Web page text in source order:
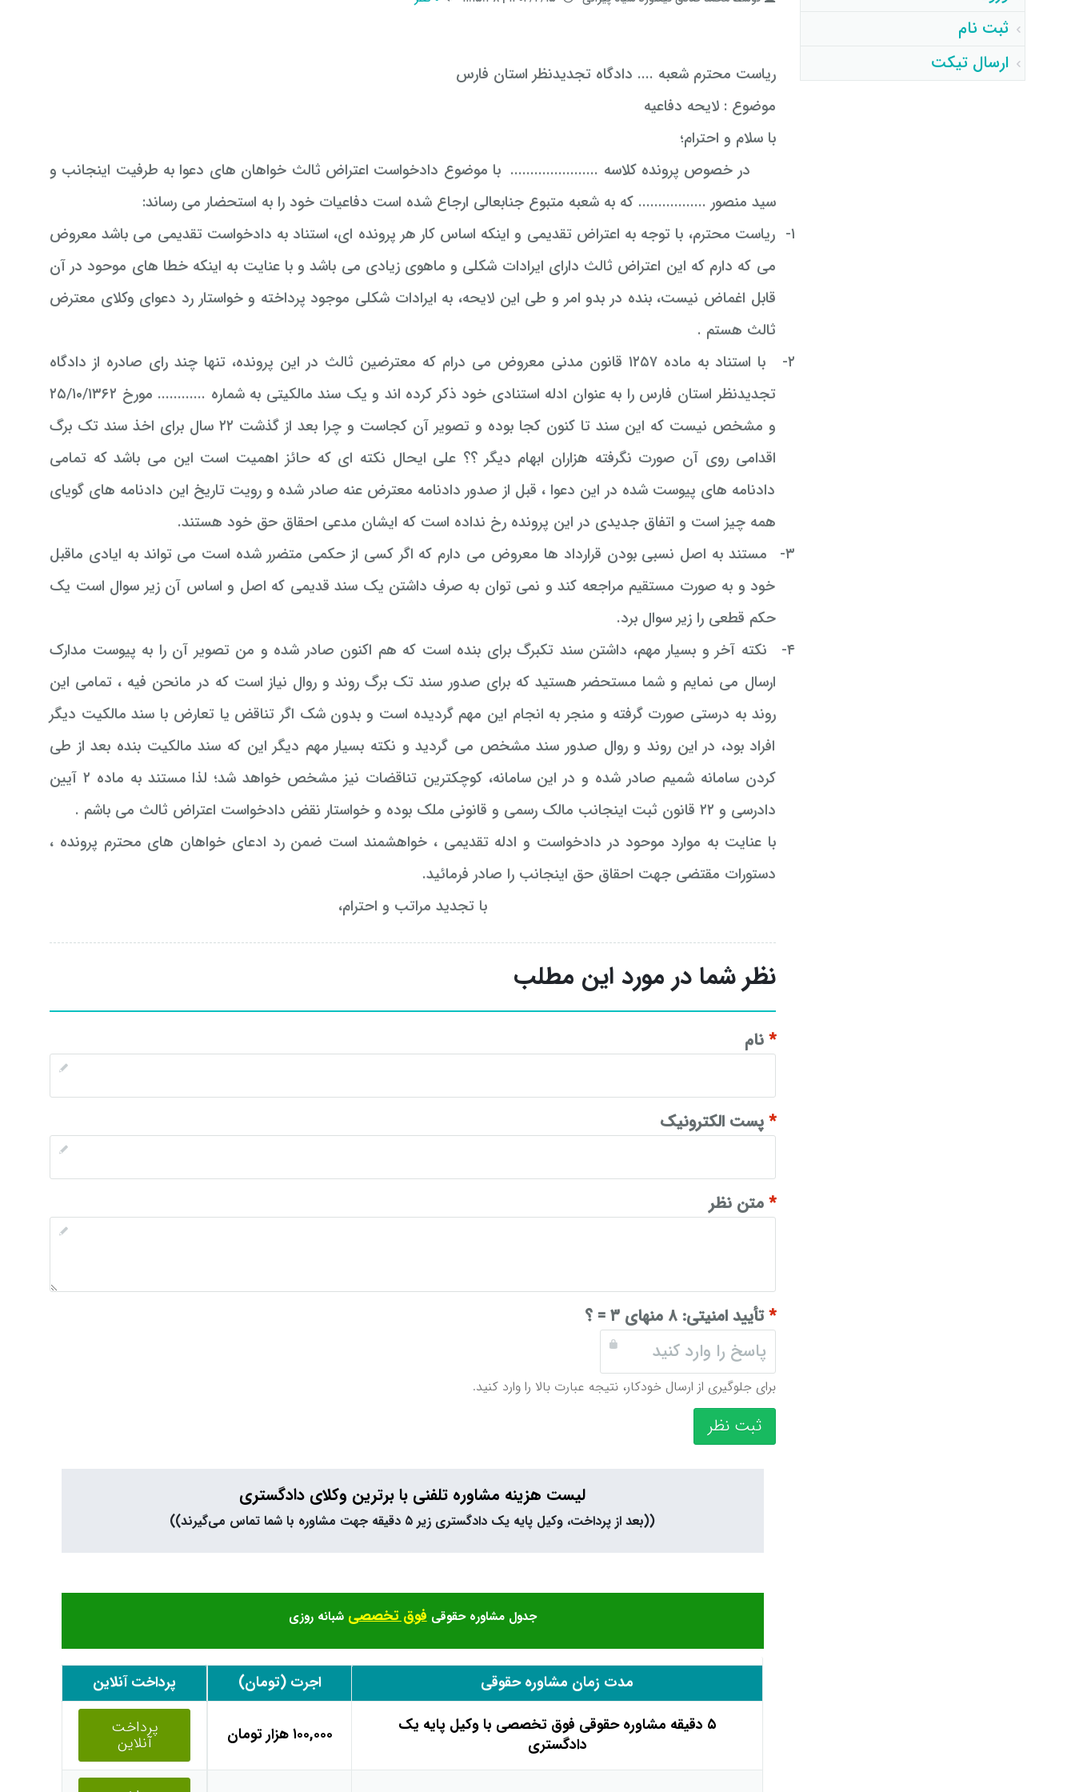
ثبت نام
ارسال تیکت
ریاست محترم شعبه .... دادگاه تجدیدنظر استان فارس
موضوع : لایحه دفاعیه
با سلام و احترام؛
در خصوص پرونده کلاسه ...................... با موضوع دادخواست اعتراض ثالث خواهان های دعوا به طرفیت اینجانب و
سید منصور ................. که به شعبه متبوع جنابعالی ارجاع شده است دفاعیات خود را به استحضار می رساند:
۱-
ریاست محترم، با توجه به اعتراض تقدیمی و اینکه اساس کار هر پرونده ای، استناد به دادخواست تقدیمی می باشد معروض
می که دارم که این اعتراض ثالث دارای ایرادات شکلی و ماهوی زیادی می باشد و با عنایت به اینکه خطا های موحود در آن
قابل اغماض نیست، بنده در بدو امر و طی این لایحه، به ایرادات شکلی موجود پرداخته و خواستار رد دعوای وکلای معترض
ثالث هستم .
۲-
با استناد به ماده ۱۲۵۷ قانون مدنی معروض می درام که معترضین ثالث در این پرونده، تنها چند رای صادره از دادگاه
تجدیدنظر استان فارس را به عنوان ادله استنادی خود ذکر کرده اند و یک سند مالکیتی به شماره ............ مورخ ۲۵/۱۰/۱۳۶۲
و مشخص نیست که این سند تا کنون کجا بوده و تصویر آن کجاست و چرا بعد از گذشت ۲۲ سال برای اخذ سند تک برگ
اقدامی روی آن صورت نگرفته هزاران ابهام دیگر ؟؟ علی ایحال نکته ای که حائز اهمیت است این می باشد که تمامی
دادنامه های پیوست شده در این دعوا ، قبل از صدور دادنامه معترض عنه صادر شده و رویت تاریخ این دادنامه های گویای
همه چیز است و اتفاق جدیدی در این پرونده رخ نداده است که ایشان مدعی احقاق حق خود هستند.
۳-
مستند به اصل نسبی بودن قرارداد ها معروض می دارم که اگر کسی از حکمی متضرر شده است می تواند به ایادی ماقبل
خود و به صورت مستقیم مراجعه کند و نمی توان به صرف داشتن یک سند قدیمی که اصل و اساس آن زیر سوال است یک
حکم قطعی را زیر سوال برد.
۴-
نکته آخر و بسیار مهم، داشتن سند تکبرگ برای بنده است که هم اکنون صادر شده و من تصویر آن را به پیوست مدارک
ارسال می نمایم و شما مستحضر هستید که برای صدور سند تک برگ روند و روال نیاز است که در مانحن فیه ، تمامی این
روند به درستی صورت گرفته و منجر به انجام این مهم گردیده است و بدون شک اگر تناقض یا تعارض با سند مالکیت دیگر
افراد بود، در این روند و روال صدور سند مشخص می گردید و نکته بسیار مهم دیگر این که سند مالکیت بنده بعد از طی
کردن سامانه شمیم صادر شده و در این سامانه، کوچکترین تناقضات نیز مشخص خواهد شد؛ لذا مستند به ماده ۲ آیین
دادرسی و ۲۲ قانون ثبت اینجانب مالک رسمی و قانونی ملک بوده و خواستار نقض دادخواست اعتراض ثالث می باشم .
با عنایت به موارد موحود در دادخواست و ادله تقدیمی ، خواهشمند است ضمن رد ادعای خواهان های محترم پرونده ،
دستورات مقتضی جهت احقاق حق اینجانب را صادر فرمائید.
با تجدید مراتب و احترام،
نظر شما در مورد این مطلب
*نام
*پست الکترونیک
*متن نظر
*تأیید امنیتی:۸ منهای ۳ = ؟
برای جلوگیری از ارسال خودکار، نتیجه عبارت بالا را وارد کنید.
ثبت نظر
لیست هزینه مشاوره تلفنی با برترین وکلای دادگستری
((بعد از پرداخت، وکیل پایه یک دادگستری زیر ۵ دقیقه جهت مشاوره با شما تماس می‌گیرند))
جدول مشاوره حقوقیفوق تخصصی شبانه روزی
مدت زمان مشاوره حقوقی اجرت (تومان)
پرداخت آنلاین
۵ دقیقه مشاوره حقوقی فوق تخصصی با وکیل پایه یک
دادگستری
۱۰۰,۰۰۰ هزار تومان پرداخت
آنلاین